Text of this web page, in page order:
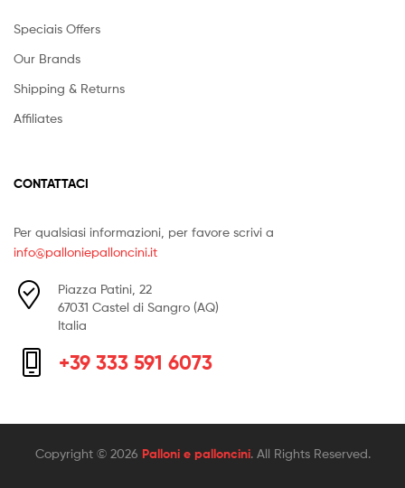
Speciais Offers
Our Brands
Shipping & Returns
Affiliates
CONTATTACI
Per qualsiasi informazioni, per favore scrivi a
info@palloniepalloncini.it
Piazza Patini, 22
67031 Castel di Sangro (AQ)
Italia
+39 333 591 6073
Copyright © 2026 Palloni e palloncini. All Rights Reserved.